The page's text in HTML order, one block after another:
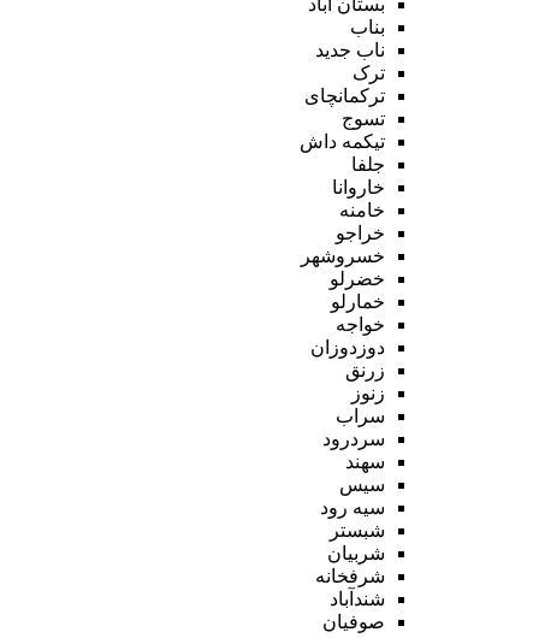
بناب
ناب جدید
ترک
ترکمانچای
تسوج
تیکمه داش
جلفا
خاروانا
خامنه
خراجو
خسروشهر
خضرلو
خمارلو
خواجه
دوزدوزان
زرنق
زنوز
سراب
سردرود
سهند
سیس
سیه رود
شبستر
شربیان
شرفخانه
شندآباد
صوفیان